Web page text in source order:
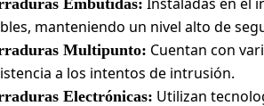
manteniendo un nivel alto de
Multipunto: Cuentan con
a los intentos de intrusión.
Electrónicas: Utilizan